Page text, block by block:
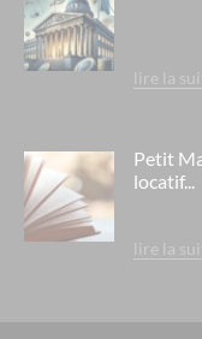
lire la
Petit
locatif...
lire la